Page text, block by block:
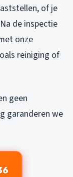
of je
de inspectie
onze
reiniging of
geen
garanderen we